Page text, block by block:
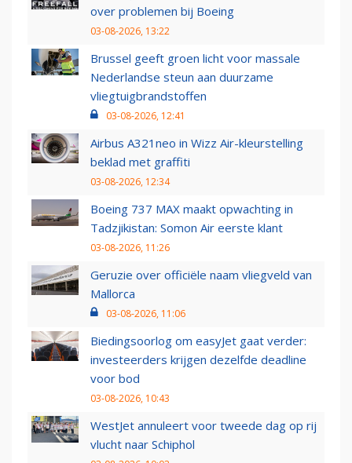
over problemen bij Boeing
03-08-2026, 13:22
Brussel geeft groen licht voor massale
Nederlandse steun aan duurzame
vliegtuigbrandstoffen
03-08-2026, 12:41
Airbus A321neo in Wizz Air-kleurstelling
beklad met graffiti
03-08-2026, 12:34
Boeing 737 MAX maakt opwachting in
Tadzjikistan: Somon Air eerste klant
03-08-2026, 11:26
Geruzie over officiële naam vliegveld van
Mallorca
03-08-2026, 11:06
Biedingsoorlog om easyJet gaat verder:
investeerders krijgen dezelfde deadline
voor bod
03-08-2026, 10:43
WestJet annuleert voor tweede dag op rij
vlucht naar Schiphol